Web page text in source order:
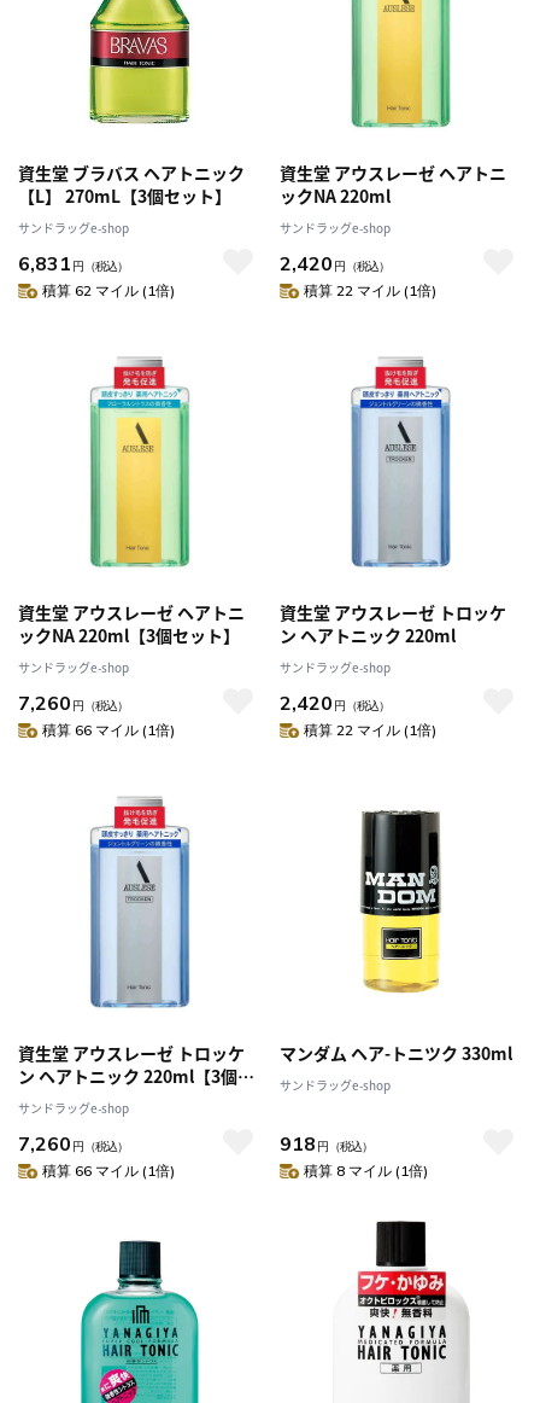
資生堂 ブラバス ヘアトニック
【L】 270mL【3個セット】
サンドラッグe-shop
6,831 円 （税込）
積算 62 マイル (1倍)
資生堂 アウスレーゼ ヘアトニ
ックNA 220ml
サンドラッグe-shop
2,420 円 （税込）
積算 22 マイル (1倍)
資生堂 アウスレーゼ ヘアトニ
ックNA 220ml【3個セット】
サンドラッグe-shop
7,260 円 （税込）
積算 66 マイル (1倍)
資生堂 アウスレーゼ トロッケ
ン ヘアトニック 220ml
サンドラッグe-shop
2,420 円 （税込）
積算 22 マイル (1倍)
資生堂 アウスレーゼ トロッケ
ン ヘアトニック 220ml【3個セ
ット】
サンドラッグe-shop
7,260 円 （税込）
積算 66 マイル (1倍)
マンダム ヘア-トニツク 330ml
サンドラッグe-shop
918 円 （税込）
積算 8 マイル (1倍)